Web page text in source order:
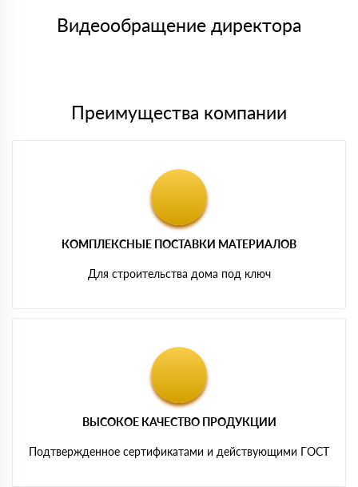
либо Вы забираете товар со склада самовывоза.
Видеообращение директора
Преимущества компании
КОМПЛЕКСНЫЕ ПОСТАВКИ МАТЕРИАЛОВ
Для строительства дома под ключ
ВЫСОКОЕ КАЧЕСТВО ПРОДУКЦИИ
Подтвержденное сертификатами и действующими ГОСТ